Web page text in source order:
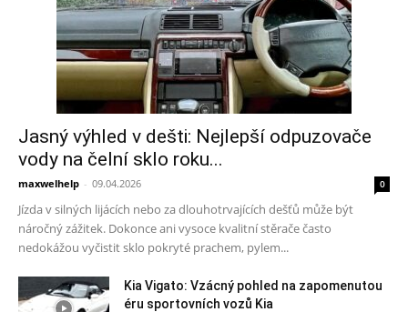
Jasný výhled v dešti: Nejlepší odpuzovače
vody na čelní sklo roku...
maxwelhelp - 09.04.2026 0
Jízda v silných lijácích nebo za dlouhotrvajících dešťů může být
náročný zážitek. Dokonce ani vysoce kvalitní stěrače často
nedokážou vyčistit sklo pokryté prachem, pylem...
Kia Vigato: Vzácný pohled na zapomenutou
éru sportovních vozů Kia